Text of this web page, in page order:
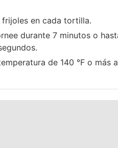
frijoles en cada tortilla.
durante 7 minutos o
de 140 °F o más